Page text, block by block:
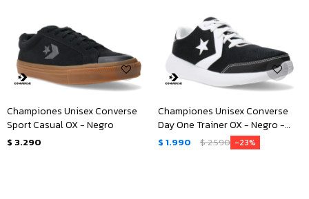
Championes Unisex Converse
Sport Casual OX - Negro
$ 3.290
Championes Unisex Converse
Day One Trainer OX - Negro -
Blanco
$ 1.990 $2.590 23